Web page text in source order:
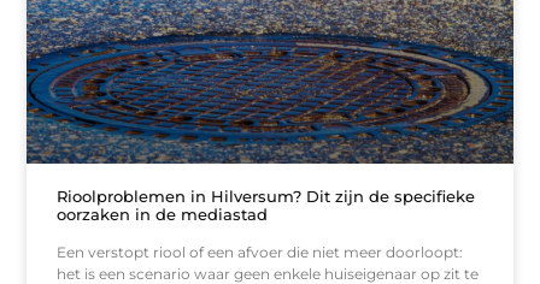
Rioolproblemen in Hilversum? Dit zijn de specifieke
oorzaken in de mediastad
Een verstopt riool of een afvoer die niet meer doorloopt:
het is een scenario waar geen enkele huiseigenaar op zit te